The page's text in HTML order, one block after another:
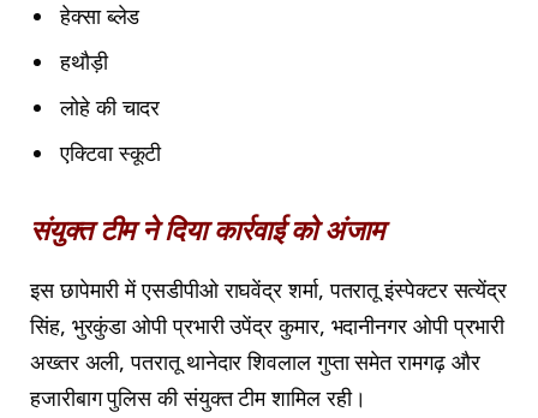
हेक्सा ब्लेड
हथौड़ी
लोहे की चादर
एक्टिवा स्कूटी
संयुक्त टीम ने दिया कार्रवाई को अंजाम
इस छापेमारी में एसडीपीओ राघवेंद्र शर्मा, पतरातू इंस्पेक्टर सत्येंद्र
सिंह, भुरकुंडा ओपी प्रभारी उपेंद्र कुमार, भदानीनगर ओपी प्रभारी
अख्तर अली, पतरातू थानेदार शिवलाल गुप्ता समेत रामगढ़ और
हजारीबाग पुलिस की संयुक्त टीम शामिल रही।